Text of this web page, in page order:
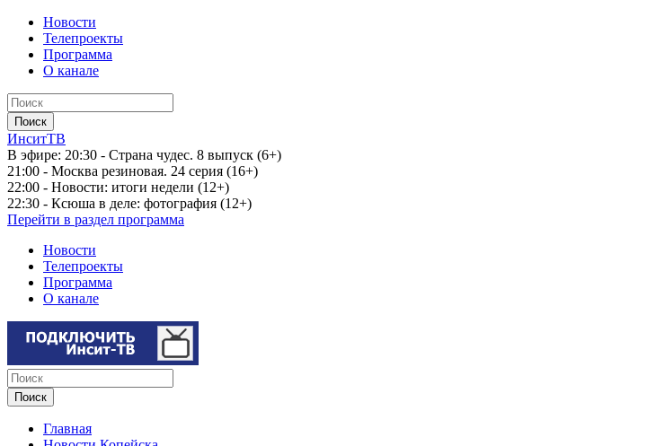
Новости
Телепроекты
Программа
О канале
ИнситТВ
В эфире: 20:30 - Страна чудес. 8 выпуск (6+)
21:00 - Москва резиновая. 24 серия (16+)
22:00 - Новости: итоги недели (12+)
22:30 - Ксюша в деле: фотография (12+)
Перейти в раздел программа
Новости
Телепроекты
Программа
О канале
Главная